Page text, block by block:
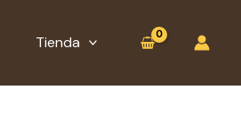
Tienda
Tojio